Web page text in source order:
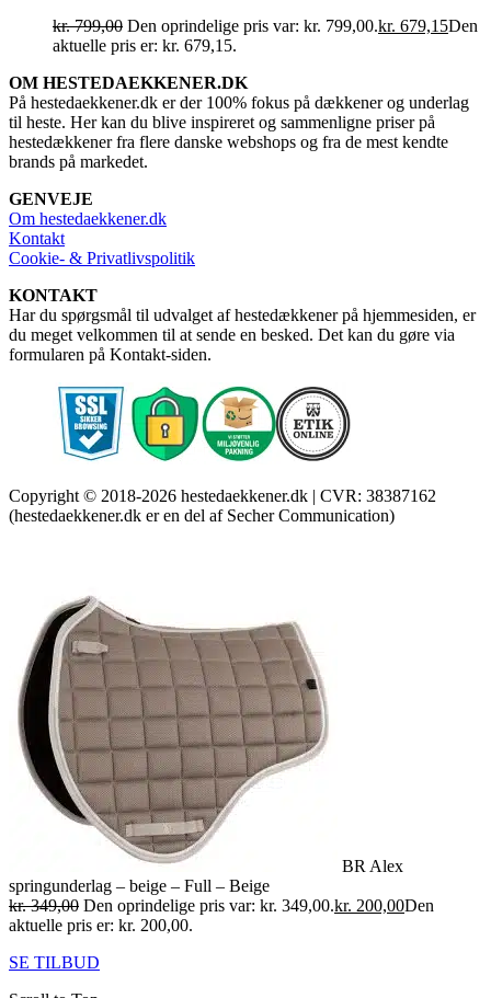
kr.799,00 Den oprindelige pris var: kr. 799,00.kr. 679,15Den
aktuelle pris er: kr. 679,15.
OM HESTEDAEKKENER.DK
På hestedaekkener.dk er der 100% fokus på dækkener og underlag
til heste. Her kan du blive inspireret og sammenligne priser på
hestedækkener fra flere danske webshops og fra de mest kendte
brands på markedet.
GENVEJE
Om hestedaekkener.dk
Kontakt
Cookie- & Privatlivspolitik
KONTAKT
Har du spørgsmål til udvalget af hestedækkener på hjemmesiden, er
du meget velkommen til at sende en besked. Det kan du gøre via
formularen på Kontakt-siden.
Copyright © 2018-2026 hestedaekkener.dk | CVR: 38387162
(hestedaekkener.dk er en del af Secher Communication)
BR Alex
springunderlag – beige – Full – Beige
kr.349,00 Den oprindelige pris var: kr. 349,00.kr. 200,00Den
aktuelle pris er: kr. 200,00.
SE TILBUD